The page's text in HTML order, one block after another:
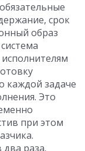
срок
образ
каждой задаче
Это
при этом
два раза.